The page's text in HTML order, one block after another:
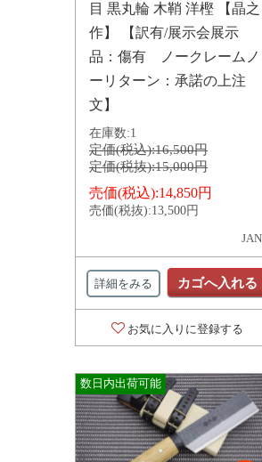
目 黒丸輪 木鞘 洋樫 【晶之
作】 【訳有/展示会展示
品：傷有 ノークレームノ
ーリターン：承諾の上注
文】
在庫数:1
定価(税込):16,500円
定価(税抜):15,000円
売価(税込):14,850円
売価(税抜):13,500円
詳細をみる カゴへ入れる
お気に入りに登録する
数日内出荷可能